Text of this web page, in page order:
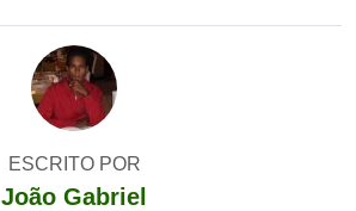
ESCRITO POR
João Gabriel